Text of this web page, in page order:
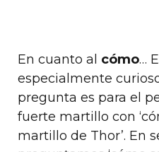
En cuanto al cómo…
especialmente
pregunta es para el
fuerte martillo con ‘
martillo de Thor’. En